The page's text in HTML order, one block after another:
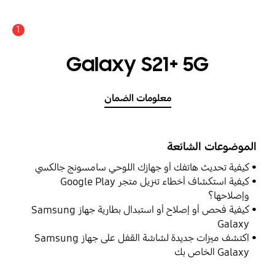
1
Galaxy S21+ 5G
معلومات الضمان
الموضوعات الشائعة
كيفية تحديث هاتفك أو جهازك اللوحي سامسونج جالكسي
كيفية استكشاف أخطاء تنزيل متجر Google Play
وإصلاحها؟
كيفية فحص أو إصلاح أو استبدال بطارية جهاز Samsung
Galaxy
اكتشف ميزات جديدة لشاشة القفل على جهاز Samsung
Galaxy الخاص بك